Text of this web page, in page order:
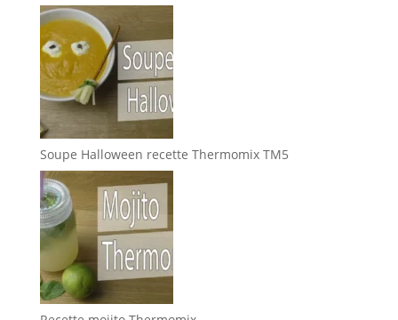
Soupe Halloween recette Thermomix TM5